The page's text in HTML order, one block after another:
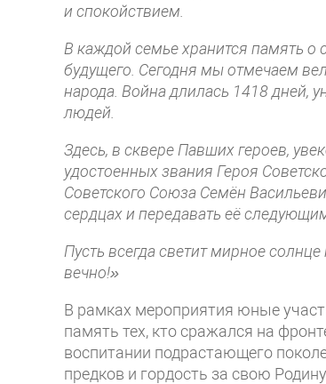
и спокойствием.
В каждой семье хранится память о
будущего. Сегодня мы отмечаем
народа. Война длилась 1418 дней,
людей.
Здесь, в сквере Павших героев,
удостоенных звания Героя
Советского Союза Семён
сердцах и передавать её
Пусть всегда светит мирное
вечно!»
В рамках мероприятия юные
память тех, кто сражался на
воспитании подрастающего
предков и гордость за свою Родину.